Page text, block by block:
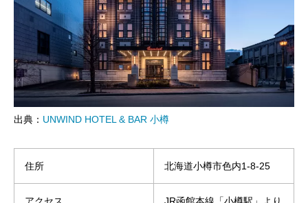
出典： UNWIND HOTEL & BAR 小樽
住所 北海道小樽市色内1-8-25